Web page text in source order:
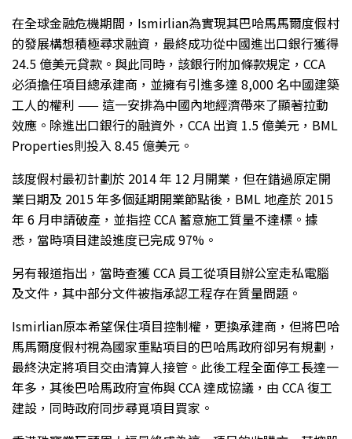
在全球金融危機期間，Ismirlian為實現其巴哈馬馬爾度假村
的發展構想積極尋求融資，最終成功從中國進出口銀行獲得
24.5 億美元貸款。與此同時，該銀行附加條款規定，CCA
必須擔任項目總承建商，並擁有引進多達 8,000 名中國建築
工人的權利 —— 這一安排為中國內地經濟帶來了顯著拉動
效應。除進出口銀行的融資外，CCA 出資 1.5 億美元，BML
Properties則投入 8.45 億美元。
該度假村最初計劃於 2014 年 12 月開業，但在錯過原定開
業日期及 2015 年多個延期開業節點後，BML 地產於 2015
年 6 月申請破產，並指控 CCA 蓄意施工質量不達標。據
悉，當時項目建設進度已完成 97%。
另有報道指出，當時查獲 CCA 員工從項目辦公室走私電腦
及文件，其中部分文件被指承認工程存在質量問題。
Ismirlian原本希望保住項目控制權，更換承建商，但將巴哈
馬馬爾度假村視為國家重點項目的巴哈馬政府卻另有規劃，
最終決定將項目交由清算人接管。此後工程全面停工長達一
年多，其後巴哈馬政府宣佈與 CCA 達成協議，由 CCA 復工
建設，同時政府同步尋覓項目買家。